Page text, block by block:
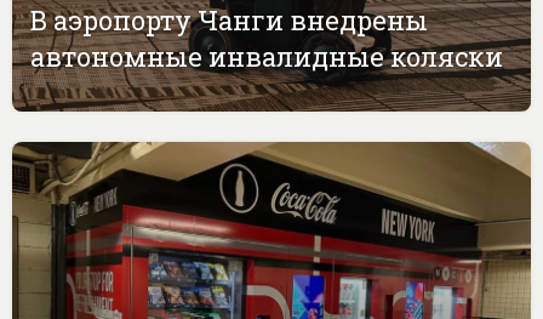
В аэропорту Чанги внедрены
автономные инвалидные коляски